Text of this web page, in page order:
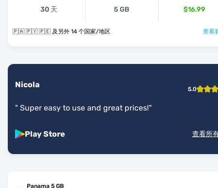
30 天 5 GB $16.99
🇵🇦 🇵🇾 🇵🇪 及另外 14 个国家/地区 查看
Nicola 5.0
" Super easy to use and great prices!"
Play Store 查看所
Panama 5 GB